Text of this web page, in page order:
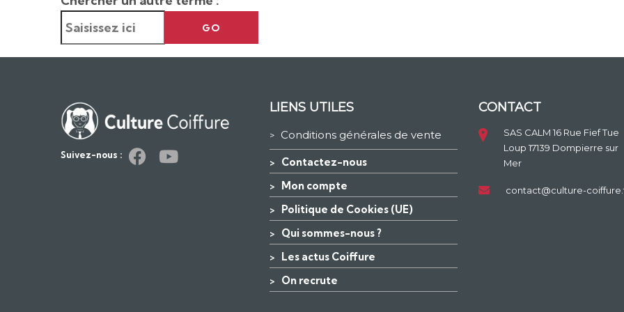
GO
Suivez-nous :
LIENS UTILES
> Conditions générales de vente
> Contactez-nous
> Mon compte
> Politique de Cookies (UE)
> Qui sommes-nous ?
> Les actus Coiffure
> On recrute
CONTACT
SAS CALM 16 Rue Fief Tue
Loup 17139 Dompierre sur
Mer
contact@culture-